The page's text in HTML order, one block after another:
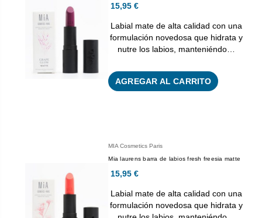
15,95 €
Labial mate de alta calidad con una
formulación novedosa que hidrata y
nutre los labios, manteniéndo…
AGREGAR AL CARRITO
MIA Cosmetics Paris
Mia laurens barra de labios fresh freesia matte
15,95 €
Labial mate de alta calidad con una
formulación novedosa que hidrata y